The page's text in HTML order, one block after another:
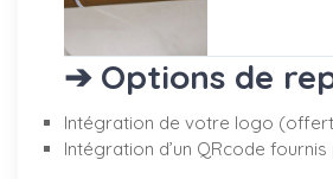
➔ Options de
Intégration de votre logo
Intégration d’un QRcode